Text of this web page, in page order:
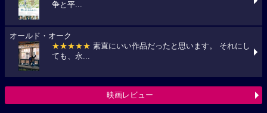
争と平...
オールド・オーク
★★★★★ 素直にいい作品だったと思います。 それにし
ても、永...
映画レビュー